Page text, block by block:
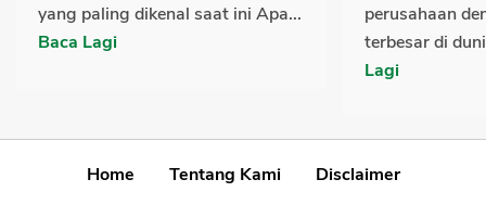
yang paling dikenal saat ini Apa...
Baca Lagi
perusahaan
terbesar di
Lagi
Home Tentang Kami
Disclaimer